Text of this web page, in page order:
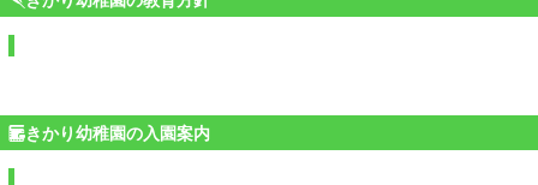
きかり幼稚園の入園案内